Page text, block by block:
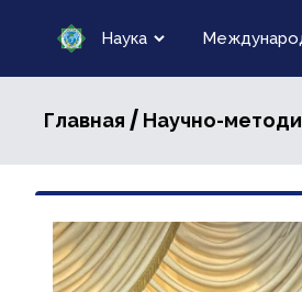
Наука
Главная / Научно-